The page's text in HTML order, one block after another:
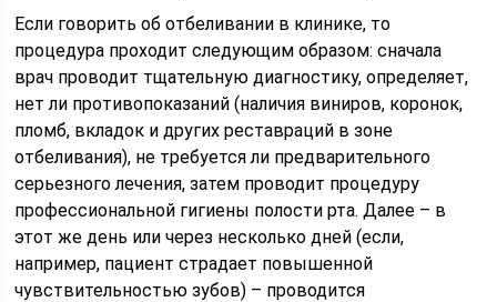
Если говорить об отбеливании в клинике, то
процедура проходит следующим образом: сначала
врач проводит тщательную диагностику, определяет,
нет ли противопоказаний (наличия виниров, коронок,
пломб, вкладок и других реставраций в зоне
отбеливания), не требуется ли предварительного
серьезного лечения, затем проводит процедуру
профессиональной гигиены полости рта. Далее – в
этот же день или через несколько дней (если,
например, пациент страдает повышенной
чувствительностью зубов) – проводится